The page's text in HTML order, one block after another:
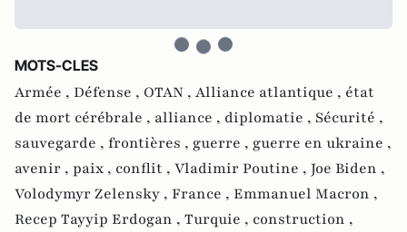
MOTS-CLES
Armée , Défense , OTAN , Alliance atlantique , état
de mort cérébrale , alliance , diplomatie , Sécurité ,
sauvegarde , frontières , guerre , guerre en ukraine ,
avenir , paix , conflit , Vladimir Poutine , Joe Biden ,
Volodymyr Zelensky , France , Emmanuel Macron ,
Recep Tayyip Erdogan , Turquie , construction ,